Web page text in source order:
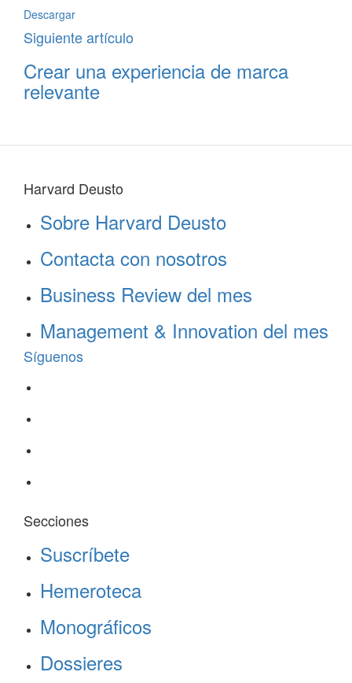
Descargar
Siguiente artículo
Crear una experiencia de marca
relevante
Harvard Deusto
Sobre Harvard Deusto
Contacta con nosotros
Business Review del mes
Management & Innovation del mes
Síguenos
Secciones
Suscríbete
Hemeroteca
Monográficos
Dossieres